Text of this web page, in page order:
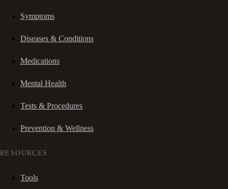
Symptoms
Diseases & Conditions
Medications
Mental Health
Tests & Procedures
Prevention & Wellness
RESOURCES
Tools